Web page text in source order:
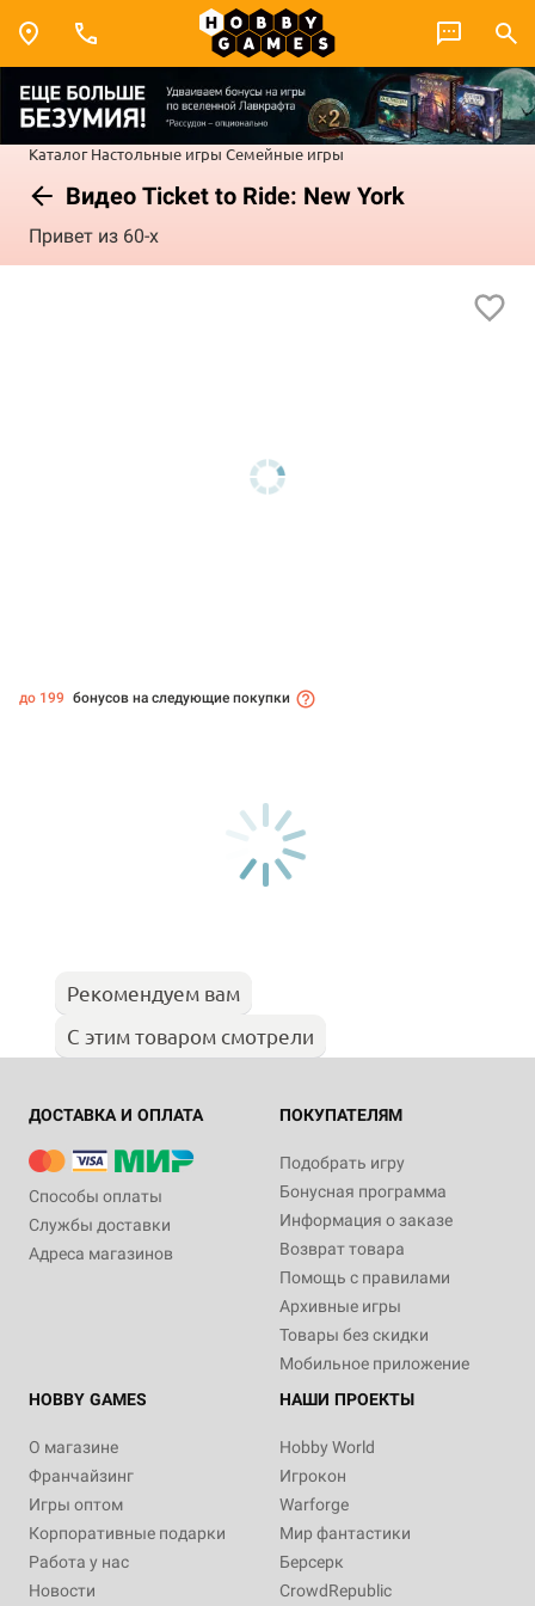
Каталог Настольные игры Семейные игры
Видео Ticket to Ride: New York
Привет из 60-х
до 199 бонусов на следующие покупки
Рекомендуем вам
С этим товаром смотрели
ДОСТАВКА И ОПЛАТА
Способы оплаты
Службы доставки
Адреса магазинов
ПОКУПАТЕЛЯМ
Подобрать игру
Бонусная программа
Информация о заказе
Возврат товара
Помощь с правилами
Архивные игры
Товары без скидки
Мобильное приложение
HOBBY GAMES
О магазине
Франчайзинг
Игры оптом
Корпоративные подарки
Работа у нас
Новости
НАШИ ПРОЕКТЫ
Hobby World
Игрокон
Warforge
Мир фантастики
Берсерк
CrowdRepublic